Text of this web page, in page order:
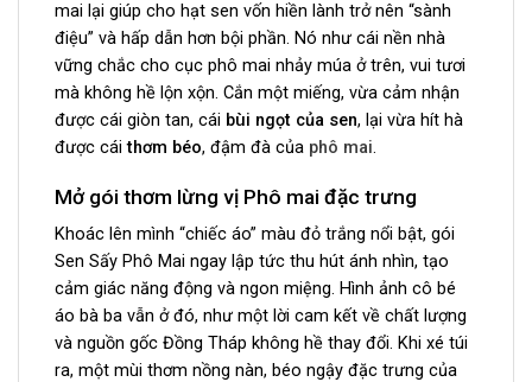
mai lại giúp cho hạt sen vốn hiền lành trở nên “sành
điệu” và hấp dẫn hơn bội phần. Nó như cái nền nhà
vững chắc cho cục phô mai nhảy múa ở trên, vui tươi
mà không hề lộn xộn. Cắn một miếng, vừa cảm nhận
được cái giòn tan, cái bùi ngọt của sen, lại vừa hít hà
được cáithơm béo, đậm đà của phô mai.
Mở gói thơm lừng vị Phô mai đặc trưng
Khoác lên mình “chiếc áo” màu đỏ trắng nổi bật, gói
Sen Sấy Phô Mai ngay lập tức thu hút ánh nhìn, tạo
cảm giác năng động và ngon miệng. Hình ảnh cô bé
áo bà ba vẫn ở đó, như một lời cam kết về chất lượng
và nguồn gốc Đồng Tháp không hề thay đổi. Khi xé túi
ra, một mùi thơm nồng nàn, béo ngậy đặc trưng của